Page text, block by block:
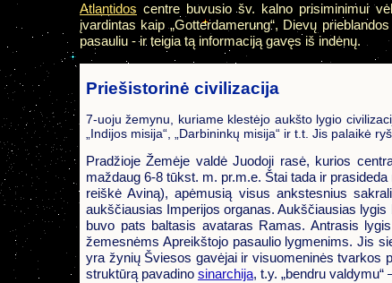
Atlantidos centre buvusio šv. kalno prisiminimui
įvardintas kaip „Gotterdamerung“, Dievų
pasauliu - ir teigia tą informaciją gavęs iš indėnų.
Priešistorinė civilizacija
7-uoju žemynu, kuriame klestėjo aukšto lygio
„Indijos misija“, „Darbininkų misija“ ir t.t. Jis palaikė
Pradžioje Žemėje valdė Juodoji rasė, kurios
maždaug 6-8 tūkst. m. pr.m.e. Štai tada ir
reiškė Aviną), apėmusią visus ankstesnius
aukščiausias Imperijos organas. Aukščiausias
buvo pats baltasis avataras Ramas. Antrasis
žemesnėms Apreikštojo pasaulio lygmenims. Jis
yra žynių Šviesos gavėjai ir visuomeninės tvarkos
struktūrą pavadino sinarchija, t.y. „bendru